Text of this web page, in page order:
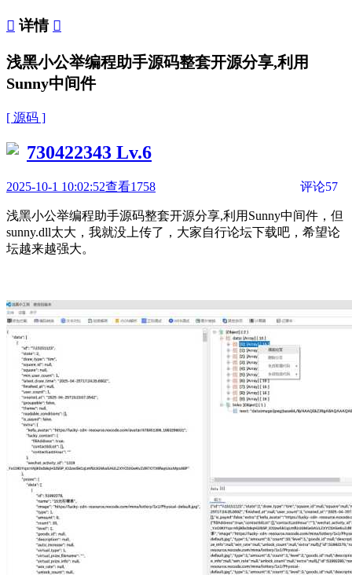
 详情 
浅黑小公举编程助手源码整套开源分享,利用
Sunny中间件
[ 源码 ]
730422343 Lv.6
2025-10-1 10:02:52查看1758 评论57
浅黑小公举编程助手源码整套开源分享,利用Sunny中间件，但
sunny.dll太大，我就没上传了，大家自行论坛下载吧，希望论
坛越来越强大。